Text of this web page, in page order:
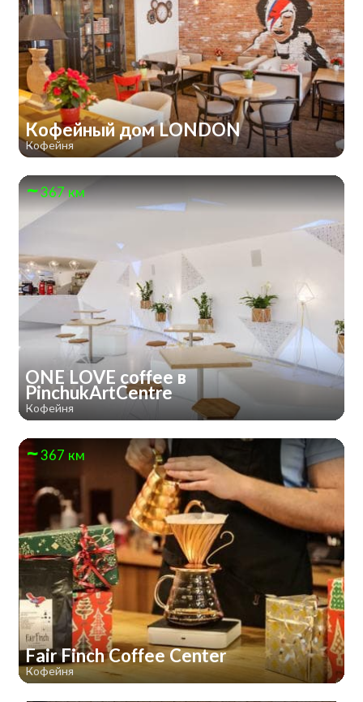
Кофейный дом LONDON
Кофейня
367 км
ONE LOVE coffee в
PinchukArtCentre
Кофейня
367 км
Fair Finch Coffee Center
Кофейня